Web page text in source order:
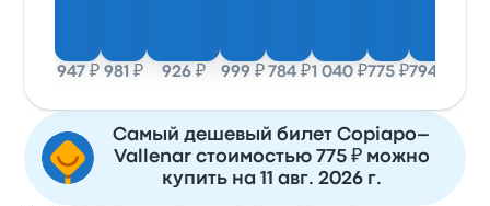
947 ₽ 981 ₽ 926 ₽ 999 ₽ 784 ₽1 040 ₽775 ₽794 ₽
Самый дешевый билет Copiapo–
Vallenar стоимостью 775 ₽ можно
купить на 11 авг. 2026 г.